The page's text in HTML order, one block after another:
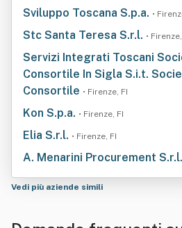
Sviluppo Toscana S.p.a. •
Stc Santa Teresa S.r.l. •
Servizi Integrati Toscani
Consortile In Sigla S.i.t.
Consortile • Firenze, FI
Kon S.p.a. • Firenze, FI
Elia S.r.l. • Firenze, FI
A. Menarini Procurement S.r.l.
Vedi più aziende simili